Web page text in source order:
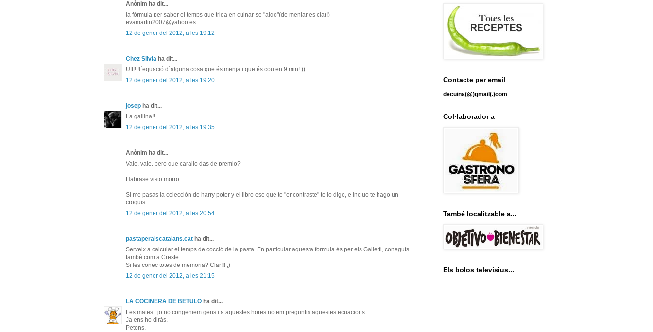
Anònim ha dit...
la fórmula per saber el temps que triga en cuinar-se "algo"(de menjar es clar!)
evamartin2007@yahoo.es
12 de gener del 2012, a les 19:12
Chez Silvia ha dit...
Ufff!!!l´equació d´alguna cosa que és menja i que és cou en 9 min!:))
12 de gener del 2012, a les 19:20
josep ha dit...
La gallina!!
12 de gener del 2012, a les 19:35
Anònim ha dit...
Vale, vale, pero que carallo das de premio?
Habrase visto morro......
Si me pasas la colección de harry poter y el libro ese que te "encontraste" te lo digo, e incluo te hago un
croquis.
12 de gener del 2012, a les 20:54
pastaperalscatalans.cat ha dit...
Serveix a calcular el temps de cocció de la pasta. En particular aquesta formula és per els Galletti, coneguts
també com a Creste...
Si les conec totes de memoria? Clar!!! ;)
12 de gener del 2012, a les 21:15
LA COCINERA DE BETULO ha dit...
Les mates i jo no congeniem gens i a aquestes hores no em preguntis aquestes ecuacions.
Ja ens ho diràs.
Petons.
Contacte per email
decuina(@)gmail(.)com
Col·laborador a
També localitzable a...
Els bolos televisius...